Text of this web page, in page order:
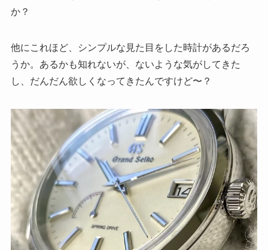
か？
他にこれほど、シンプルな見た目をした時計があるだろ
うか。あるかも知れないが、ないような気がしてきた
し、だんだん欲しくなってきたんですけど〜？